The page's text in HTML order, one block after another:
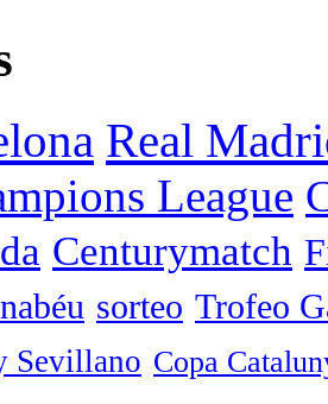
Real
League
Centurymatch
sorteo Trofeo
Sevillano Copa